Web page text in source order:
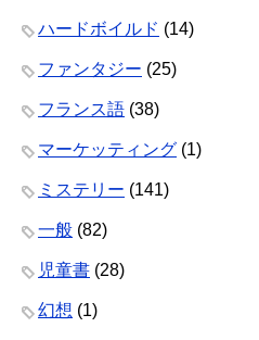
ハードボイルド (14)
ファンタジー (25)
フランス語 (38)
マーケッティング (1)
ミステリー (141)
一般 (82)
児童書 (28)
幻想 (1)